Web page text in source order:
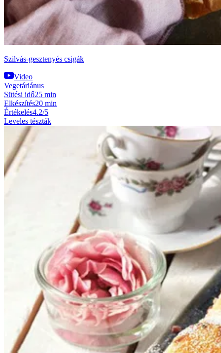
Szilvás-gesztenyés csigák
Video
Vegetáriánus
Sütési idő25 min
Elkészítés20 min
Értékelés4.2/5
Leveles tészták